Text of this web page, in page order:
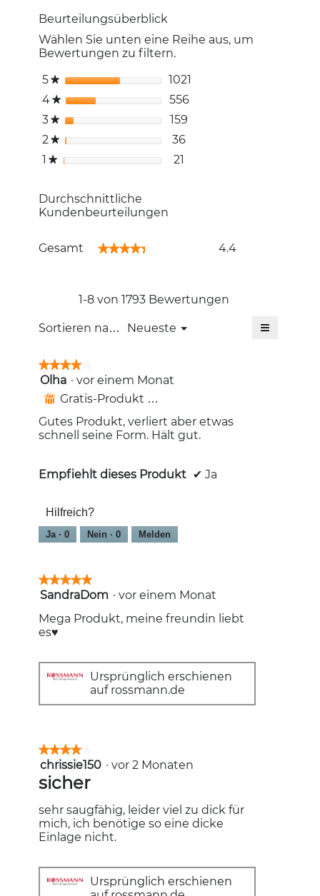
Sie
zur
Login-
Seite
weitergeleitet.
Beurteilungsüberblick
Wählen Sie unten eine Reihe aus, um
Bewertungen zu filtern.
5★ Sterne 1021
4★ Sterne 556
3★ Sterne 159
2★ Sterne 36
1★ Sterne 21
Durchschnittliche
Kundenbeurteilungen
Gesamt ★★★★★
★★★★★ 4.4
1-8 von 1793 Bewertungen
Sortieren nach: Neueste ▼
Menü ≡
★★★★★
★★★★★
4
von
Sternen.
Olha · vor einem Monat
⊞
Gratis-Produkt erhalten
Gutes Produkt, verliert aber etwas
schnell seine Form. Hält gut.
Empfiehlt dieses Produkt ✔ Ja
Hilfreich?
Ja · 0 Nein · 0 Melden
★★★★★
★★★★★
5
5
Sternen.
SandraDom · vor einem Monat
Mega Produkt, meine freundin liebt
es♥
Ursprünglich erschienen
auf rossmann.de
★★★★★
★★★★★
4
von
5
Sternen.
chrissie150 · vor 2 Monaten
sicher
sehr saugfähig, leider viel zu dick für
mich, ich benötige so eine dicke
Einlage nicht.
Ursprünglich erschienen